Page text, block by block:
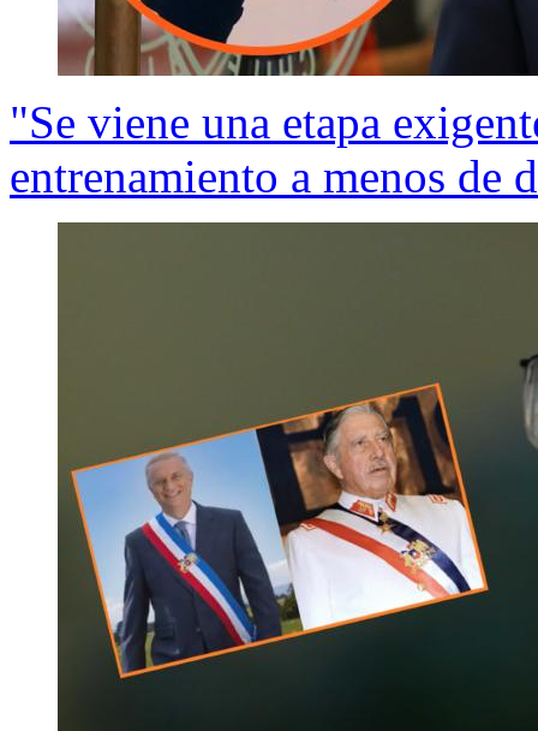
"Se viene una etapa
entrenamiento a menos de